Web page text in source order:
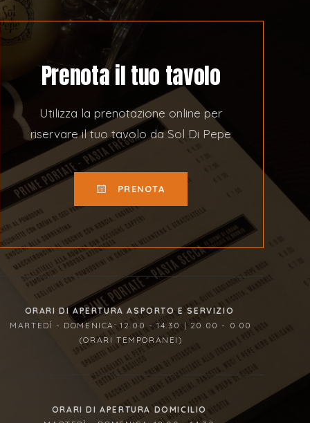
Prenota il tuo tavolo
Utilizza la prenotazione online per
riservare il tuo tavolo da Sol Di Pepe
PRENOTA
ORARI DI APERTURA ASPORTO E SERVIZIO
MARTEDÌ - DOMENICA: 12.00 - 14.30 | 20.00 - 0.00
(ORARI TEMPORANEI)
ORARI DI APERTURA DOMICILIO